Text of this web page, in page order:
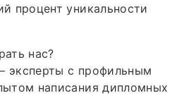
процент уникальности
нас?
с профильным
написания дипломных